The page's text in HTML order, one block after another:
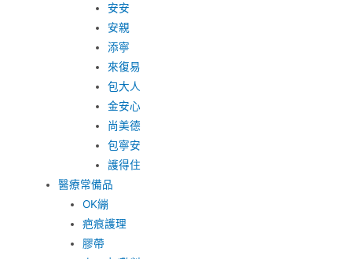
安安
安親
添寧
來復易
包大人
金安心
尚美德
包寧安
護得住
醫療常備品
OK繃
疤痕護理
膠帶